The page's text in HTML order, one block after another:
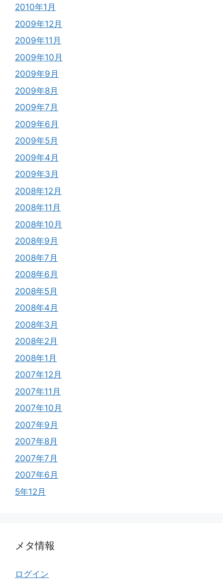
2010年1月
2009年12月
2009年11月
2009年10月
2009年9月
2009年8月
2009年7月
2009年6月
2009年5月
2009年4月
2009年3月
2008年12月
2008年11月
2008年10月
2008年9月
2008年7月
2008年6月
2008年5月
2008年4月
2008年3月
2008年2月
2008年1月
2007年12月
2007年11月
2007年10月
2007年9月
2007年8月
2007年7月
2007年6月
5年12月
メタ情報
ログイン